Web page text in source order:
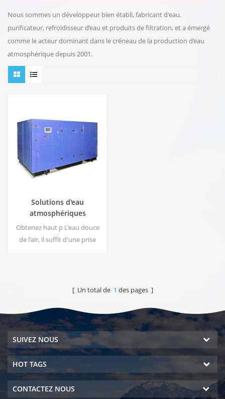
Nous sommes un développeur bien établi, fabricant d'eau.
purificateur, refroidisseur d’eau et produits de filtration, et a émergé
comme le acteur dominant dans le créneau de la production d’eau
atmosphérique depuis 2001.
Solutions d'eau
atmosphériques
commerciales EA-1000
Obtenez haut p L'eau douce
de l'air, il suffit d'une prise
industriel vous donne une eau
[ Un total de 1 des pages ]
SUIVEZ NOUS
HOT TAGS
CONTACTEZ NOUS